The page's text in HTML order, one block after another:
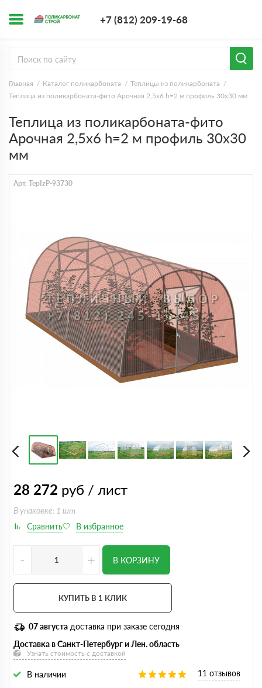
+7 (812) 209-19-68
Главная Каталог поликарбоната
Теплицы из поликарбоната
Теплица из поликарбоната-фито Арочная 2,5х6 h=2 м профиль 30х30 мм
Теплица из поликарбоната-фито
Арочная 2,5х6 h=2 м профиль 30х30
мм
Арт. TepIzP-93730
28 272 руб / лист
В упаковке: 1 шт
- + В КОРЗИНУ
КУПИТЬ В 1 КЛИК
07 августа доставка при заказе сегодня
Доставка в Санкт-Петербург и Лен. область
Узнать стоимость с доставкой
В наличии 11 отзывов